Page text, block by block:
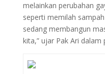
melainkan perubahan
seperti memilah
sedang membangun
kita,” ujar Pak Ari dalam